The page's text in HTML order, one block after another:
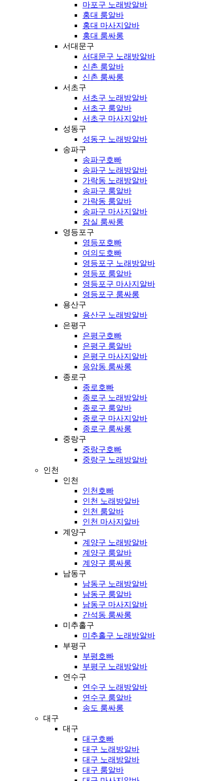
마포구 노래방알바
홍대 룸알바
홍대 마사지알바
홍대 룸싸롱
서대문구
서대문구 노래방알바
신촌 룸알바
신촌 룸싸롱
서초구
서초구 노래방알바
서초구 룸알바
서초구 마사지알바
성동구
성동구 노래방알바
송파구
송파구호빠
송파구 노래방알바
가락동 노래방알바
송파구 룸알바
가락동 룸알바
송파구 마사지알바
잠실 룸싸롱
영등포구
영등포호빠
여의도호빠
영등포구 노래방알바
영등포 룸알바
영등포구 마사지알바
영등포구 룸싸롱
용산구
용산구 노래방알바
은평구
은평구호빠
은평구 룸알바
은평구 마사지알바
응암동 룸싸롱
종로구
종로호빠
종로구 노래방알바
종로구 룸알바
종로구 마사지알바
종로구 룸싸롱
중랑구
중랑구호빠
중랑구 노래방알바
인천
인천
인천호빠
인천 노래방알바
인천 룸알바
인천 마사지알바
계양구
계양구 노래방알바
계양구 룸알바
계양구 룸싸롱
남동구
남동구 노래방알바
남동구 룸알바
남동구 마사지알바
간석동 룸싸롱
미추홀구
미추홀구 노래방알바
부평구
부평호빠
부평구 노래방알바
연수구
연수구 노래방알바
연수구 룸알바
송도 룸싸롱
대구
대구
대구호빠
대구 노래방알바
대구 노래방알바
대구 룸알바